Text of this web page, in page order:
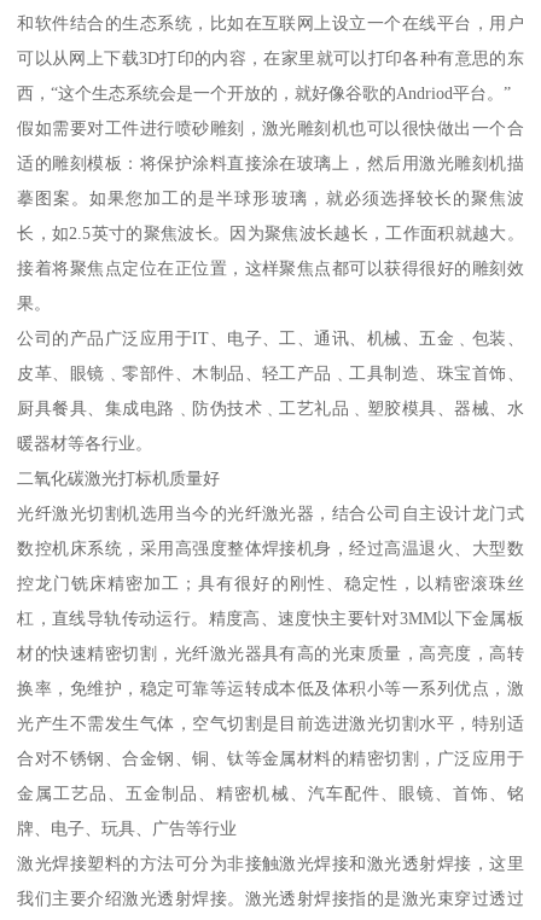
和软件结合的生态系统，比如在互联网上设立一个在线平台，用户
可以从网上下载3D打印的内容，在家里就可以打印各种有意思的东
西，“这个生态系统会是一个开放的，就好像谷歌的Andriod平台。”
假如需要对工件进行喷砂雕刻，激光雕刻机也可以很快做出一个合
适的雕刻模板：将保护涂料直接涂在玻璃上，然后用激光雕刻机描
摹图案。如果您加工的是半球形玻璃，就必须选择较长的聚焦波
长，如2.5英寸的聚焦波长。因为聚焦波长越长，工作面积就越大。
接着将聚焦点定位在正位置，这样聚焦点都可以获得很好的雕刻效
果。
公司的产品广泛应用于IT、电子、工、通讯、机械、五金﹑包装、
皮革、眼镜﹑零部件、木制品、轻工产品﹑工具制造、珠宝首饰、
厨具餐具、集成电路﹑防伪技术﹑工艺礼品﹑塑胶模具、器械、水
暖器材等各行业。
二氧化碳激光打标机质量好
光纤激光切割机选用当今的光纤激光器，结合公司自主设计龙门式
数控机床系统，采用高强度整体焊接机身，经过高温退火、大型数
控龙门铣床精密加工；具有很好的刚性、稳定性，以精密滚珠丝
杠，直线导轨传动运行。精度高、速度快主要针对3MM以下金属板
材的快速精密切割，光纤激光器具有高的光束质量，高亮度，高转
换率，免维护，稳定可靠等运转成本低及体积小等一系列优点，激
光产生不需发生气体，空气切割是目前选进激光切割水平，特别适
合对不锈钢、合金钢、铜、钛等金属材料的精密切割，广泛应用于
金属工艺品、五金制品、精密机械、汽车配件、眼镜、首饰、铭
牌、电子、玩具、广告等行业
激光焊接塑料的方法可分为非接触激光焊接和激光透射焊接，这里
我们主要介绍激光透射焊接。激光透射焊接指的是激光束穿过透过